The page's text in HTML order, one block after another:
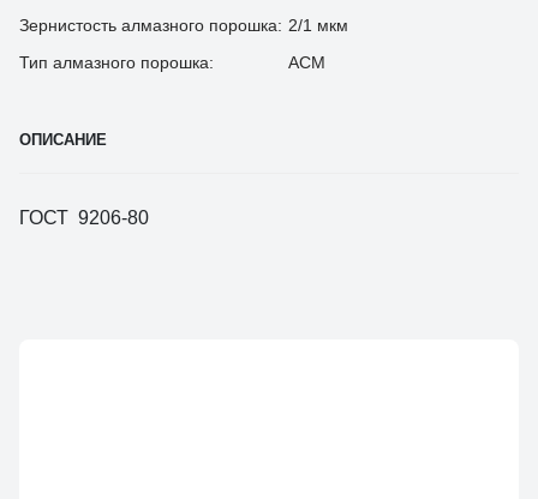
Зернистость алмазного порошка: 2/1 мкм
Тип алмазного порошка:
АСМ
ОПИСАНИЕ
ГОСТ 9206-80